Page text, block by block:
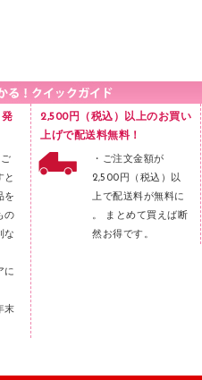
発
ご
と
を
の
な
に
末
2,500円（税込）以上のお買い
上げで配送料無料！
・ご注文金額が
2,500円（税込）以
上で配送料が無料に
。 まとめて買えば断
然お得です。